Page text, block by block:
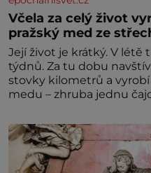
Včela za celý život
pražský med ze
Její život je krátký. V létě
týdnů. Za tu dobu
stovky kilometrů a
medu – zhruba jednu
dalšími desítkami tisíc
vznikne jeden z